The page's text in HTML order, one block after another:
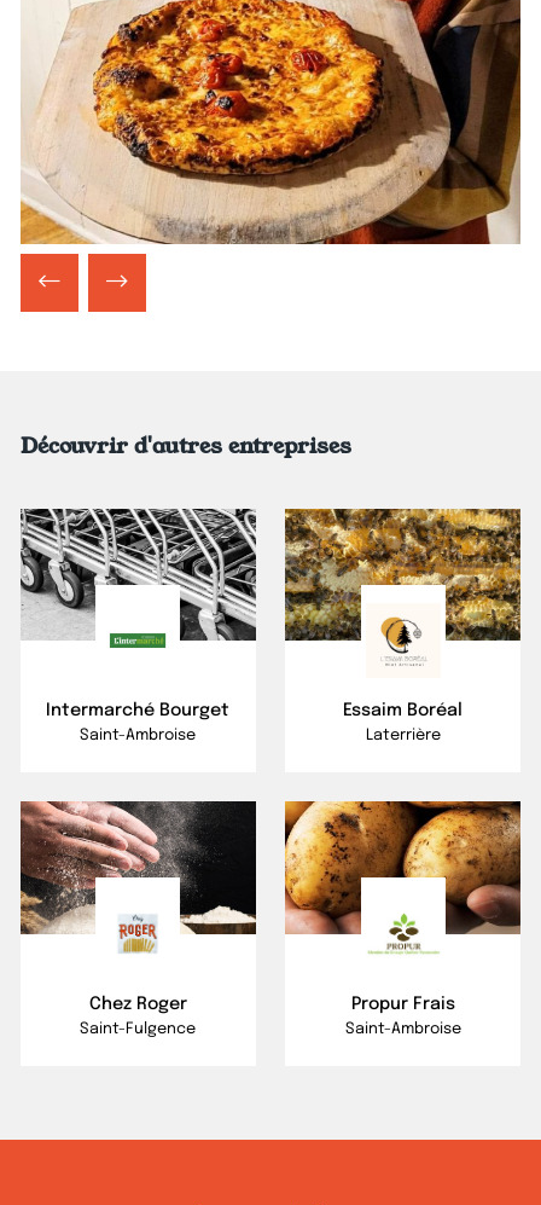
Découvrir d'autres entreprises
Intermarché Bourget
Saint-Ambroise
Essaim Boréal
Laterrière
Chez Roger
Saint-Fulgence
Propur Frais
Saint-Ambroise